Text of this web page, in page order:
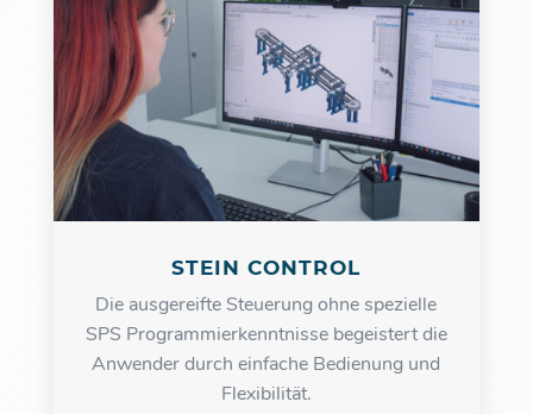
STEIN CONTROL
Die ausgereifte Steuerung ohne spezielle
SPS Programmierkenntnissebegeistert die
Anwender durch einfache Bedienung und
Flexibilität.